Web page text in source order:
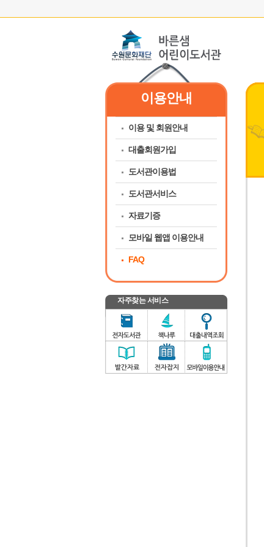
이용안내
이용 및 회원안내
대출회원가입
도서관이용법
도서관서비스
자료기증
모바일 웹앱 이용안내
FAQ
자주찾는 서비스